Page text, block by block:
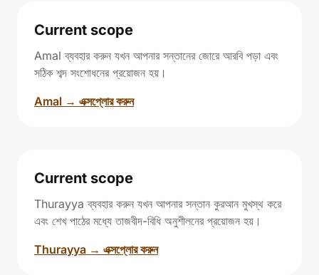
Current scope
Amal ব্যবহার করুন যখন আপনার সন্তানের জোরে আরবি পড়া এবং
সঠিক শব্দ সংশোধনের প্রয়োজন হয়।
Amal → এক্সপ্লোর করুন
Current scope
Thurayya ব্যবহার করুন যখন আপনার সন্তান কুরআন মুখস্থ করে
এবং শেখ পাঠের মধ্যে তাজবীদ-বিধি অনুশীলনের প্রয়োজন হয়।
Thurayya → এক্সপ্লোর করুন